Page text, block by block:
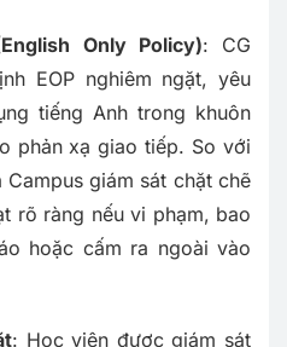
Only Policy): CG
EOP nghiêm ngặt, yêu
tiếng Anh trong khuôn
phản xạ giao tiếp. So với
Campus giám sát chặt chẽ
rõ ràng nếu vi phạm, bao
hoặc cấm ra ngoài vào
: Học viên được giám sát